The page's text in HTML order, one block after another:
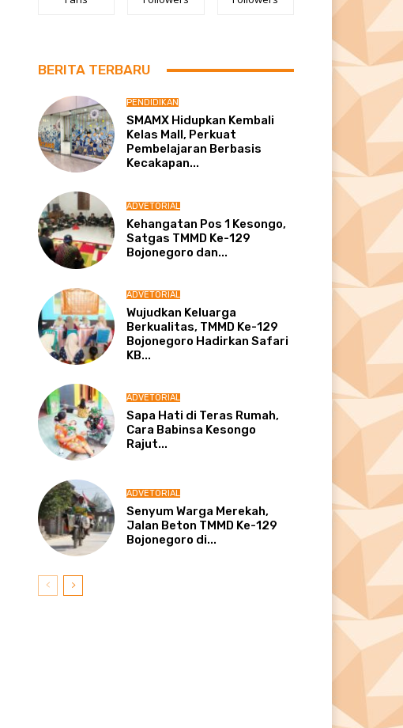
BERITA TERBARU
PENDIDIKAN
SMAMX Hidupkan Kembali
Kelas Mall, Perkuat
Pembelajaran Berbasis
Kecakapan...
ADVETORIAL
Kehangatan Pos 1 Kesongo,
Satgas TMMD Ke-129
Bojonegoro dan...
ADVETORIAL
Wujudkan Keluarga
Berkualitas, TMMD Ke-129
Bojonegoro Hadirkan Safari
KB...
ADVETORIAL
Sapa Hati di Teras Rumah,
Cara Babinsa Kesongo
Rajut...
ADVETORIAL
Senyum Warga Merekah,
Jalan Beton TMMD Ke-129
Bojonegoro di...